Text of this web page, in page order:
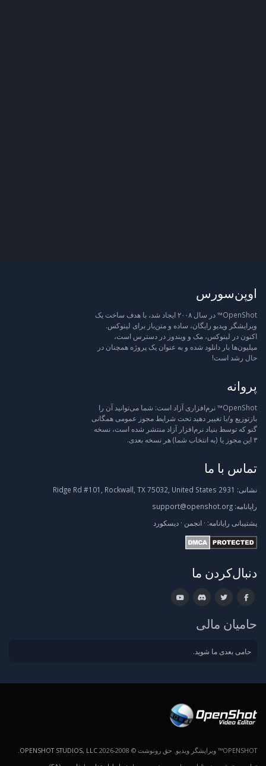
اوپن‌سورس
OpenShot™ در سال ۲۰۰۸ ایجاد شد، با هدف ساخت یک
ویرایشگر ویدیو رایگان، ساده و متن‌باز برای لینوکس.
اکنون در لینوکس، مک و ویندوز در دسترس است،
میلیون‌ها بار دانلود شده و به عنوان یک پروژه همچنان در
حال رشد است!
پروانه
OpenShot™ نرم‌افزاری آزاد است: شما می‌توانید آن را
بازتوزیع و/یا تغییر دهید تحت شرایط مجوز عمومی همگانی
گنو که توسط بنیاد نرم‌افزار آزاد منتشر شده است، نسخه
۳ این مجوز یا (به انتخاب شما) هر نسخه بعدی.
تماس با ما
نشانی:
رایانامه: support@openshot.org
پشتیبانی رایانامه: · انجمن · دیسکورد
دنبال‌کردن ما
حامیان مالی
حامی بعدی ما شوید.
OPENSHOT™ ویرایشگر ویدیو. حق رونوشت © 2008-2026 OPENSHOT STUDIOS, LLC